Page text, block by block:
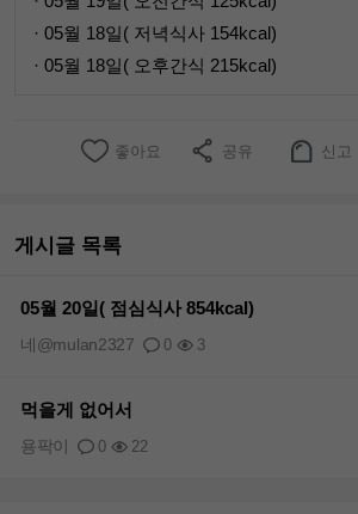
· 05월 18일( 저녁식사 154kcal)
· 05월 18일( 오후간식 215kcal)
좋아요 공유 신고
게시글 목록
05월 20일( 점심식사 854kcal)
0 3
네@mulan2327
먹을게 없어서
0 22
용팍이